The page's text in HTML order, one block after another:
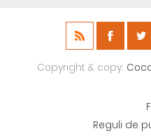
Copyright & copy;
Reguli de